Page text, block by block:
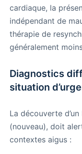
cardiaque, la
indépendant de
thérapie de
généralement
Diagnostics
situation
La découverte
(nouveau), doit
contextes aigus :